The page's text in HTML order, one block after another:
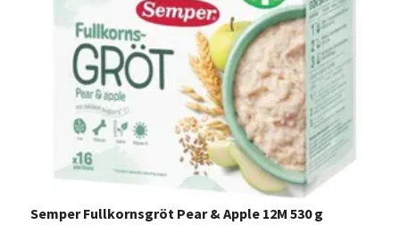
Semper Fullkornsgröt Pear & Apple 12M 530 g